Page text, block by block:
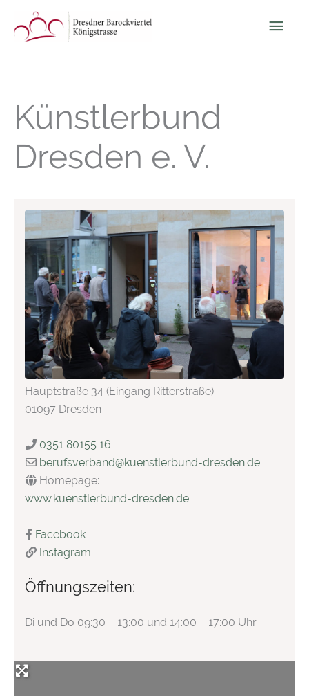
Inhalt
springen
Künstlerbund
Dresden e. V.
Hauptstraße 34 (Eingang Ritterstraße)
01097 Dresden
0351 80155 16
berufsverband@kuenstlerbund-dresden.de
Homepage:
www.kuenstlerbund-dresden.de
Facebook
Instagram
Öffnungszeiten:
Di und Do 09:30 – 13:00 und 14:00 – 17:00 Uhr